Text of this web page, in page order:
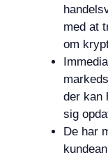
med at
om
der kan
sig
De har